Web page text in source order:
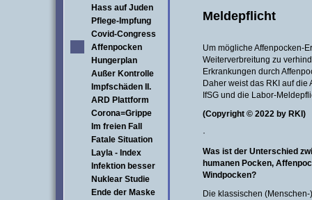
Hass auf Juden
Pflege-Impfung
Covid-Congress
Affenpocken
Hungerplan
Außer Kontrolle
Impfschäden II.
ARD Plattform
Corona=Grippe
Im freien Fall
Fatale Situation
Layla - Index
Infektion besser
Nuklear Studie
Ende der Maske
Meldepflicht
Um mögliche Affenpocken-
Weiterverbreitung zu
Erkrankungen durch
Daher weist das RKI auf die
IfSG und die Labor-
(Copyright © 2022 by RKI)
·
Was ist der Unterschied
humanen Pocken,
Windpocken?
Die klassischen